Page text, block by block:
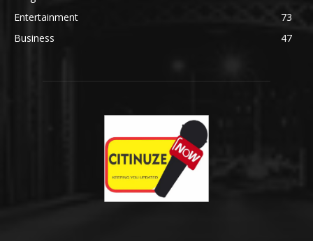
Entertainment
73
Business
47